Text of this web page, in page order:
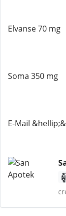
Elvanse 70 mg
Soma 350 mg
E-Mail